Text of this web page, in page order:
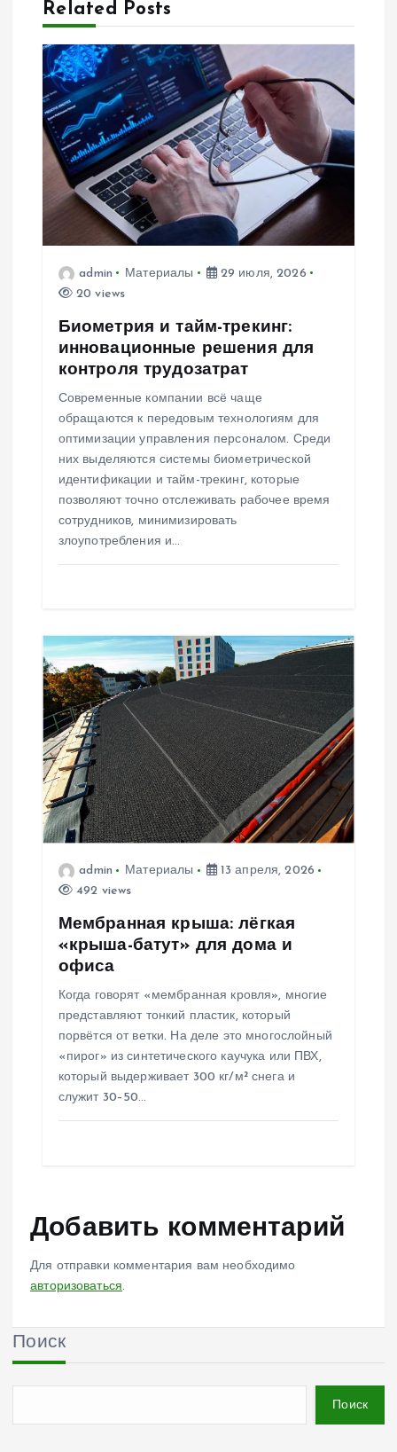
я
п
о
з
а
Related Posts
admin Материалы
29 июля, 2026
20 views
Биометрия и тайм-трекинг:
инновационные решения для
контроля трудозатрат
Современные компании всё чаще
обращаются к передовым технологиям для
оптимизации управления персоналом. Среди
них выделяются системы биометрической
идентификации и тайм-трекинг, которые
позволяют точно отслеживать рабочее время
сотрудников, минимизировать
злоупотребления и…
admin Материалы
13 апреля, 2026
492 views
Мембранная крыша: лёгкая
«крыша-батут» для дома и
офиса
Когда говорят «мембранная кровля», многие
представляют тонкий пластик, который
порвётся от ветки. На деле это многослойный
«пирог» из синтетического каучука или ПВХ,
который выдерживает 300 кг/м² снега и
служит 30–50…
Добавить комментарий
Для отправки комментария вам необходимо
авторизоваться.
Поиск
Поиск